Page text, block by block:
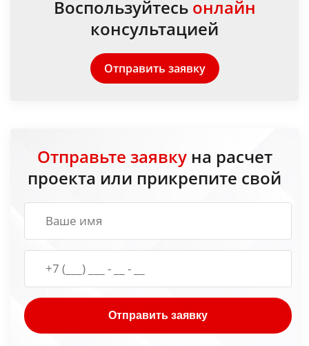
Воспользуйтесь онлайн
консультацией
Отправить заявку
Отправьте заявкуна расчет
проекта или прикрепите свой
Отправить заявку